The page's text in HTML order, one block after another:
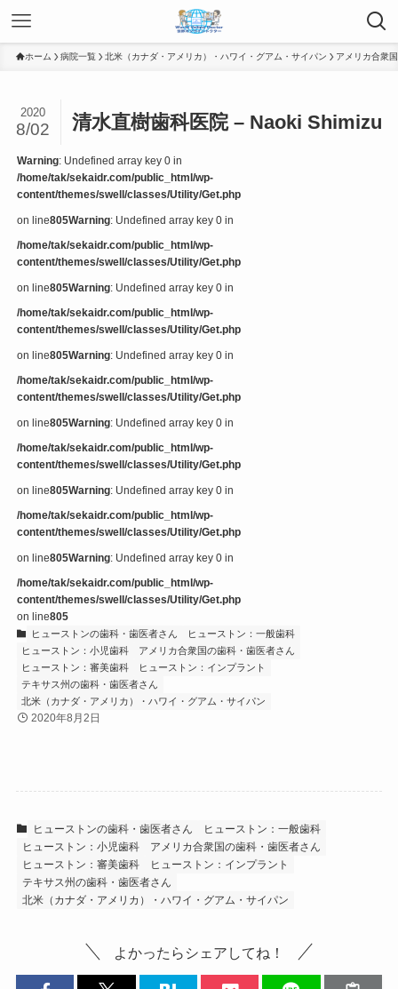
ホーム 病院一覧 北米（カナダ・アメリカ）・ハワイ・グアム・サイパン アメリカ合衆
清水直樹歯科医院 – Naoki Shimizu
2020
8/02
Warning: Undefined array key 0 in
/home/tak/sekaidr.com/public_html/wp-
content/themes/swell/classes/Utility/Get.php
on line805Warning: Undefined array key 0 in
/home/tak/sekaidr.com/public_html/wp-
content/themes/swell/classes/Utility/Get.php
on line805Warning: Undefined array key 0 in
/home/tak/sekaidr.com/public_html/wp-
content/themes/swell/classes/Utility/Get.php
on line805Warning: Undefined array key 0 in
/home/tak/sekaidr.com/public_html/wp-
content/themes/swell/classes/Utility/Get.php
on line805Warning: Undefined array key 0 in
/home/tak/sekaidr.com/public_html/wp-
content/themes/swell/classes/Utility/Get.php
on line805Warning: Undefined array key 0 in
/home/tak/sekaidr.com/public_html/wp-
content/themes/swell/classes/Utility/Get.php
on line805Warning: Undefined array key 0 in
/home/tak/sekaidr.com/public_html/wp-
content/themes/swell/classes/Utility/Get.php
on line805
ヒューストンの歯科・歯医者さん
ヒューストン：一般歯科
ヒューストン：小児歯科
アメリカ合衆国の歯科・歯医者さん
ヒューストン：審美歯科
ヒューストン：インプラント
テキサス州の歯科・歯医者さん
北米（カナダ・アメリカ）・ハワイ・グアム・サイパン
2020年8月2日
ヒューストンの歯科・歯医者さん
ヒューストン：一般歯科
ヒューストン：小児歯科
アメリカ合衆国の歯科・歯医者さん
ヒューストン：審美歯科
ヒューストン：インプラント
テキサス州の歯科・歯医者さん
北米（カナダ・アメリカ）・ハワイ・グアム・サイパン
よかったらシェアしてね！